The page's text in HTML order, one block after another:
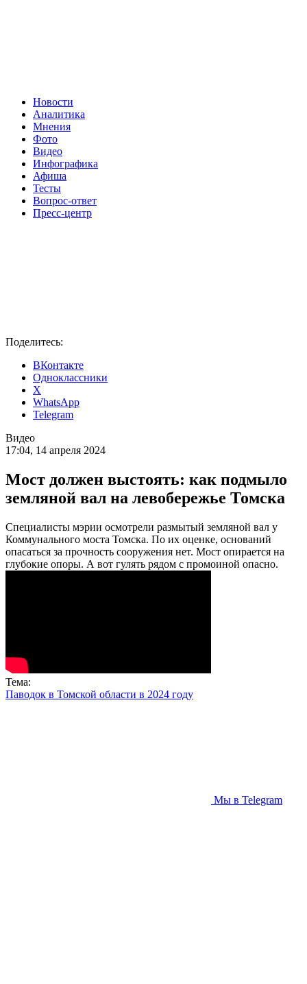
Новости
Аналитика
Мнения
Фото
Видео
Инфографика
Афиша
Тесты
Вопрос-ответ
Пресс-центр
Поделитесь:
ВКонтакте
Одноклассники
X
WhatsApp
Telegram
Видео
17:04, 14 апреля 2024
Мост должен выстоять: как подмыло
земляной вал на левобережье Томска
Специалисты мэрии осмотрели размытый земляной вал у
Коммунального моста Томска. По их оценке, оснований
опасаться за прочность сооружения нет. Мост опирается на
глубокие опоры. А вот гулять рядом с промоиной опасно.
Тема:
Паводок в Томской области в 2024 году
Мы в Telegram